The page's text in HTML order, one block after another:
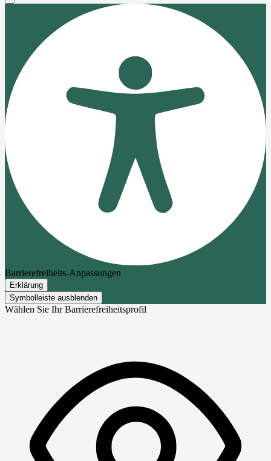
Barrierefreiheits-Anpassungen
Erklärung
Symbolleiste ausblenden
Wählen Sie Ihr Barrierefreiheitsprofil